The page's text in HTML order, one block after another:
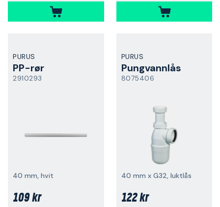
PURUS
PP-rør
2910293
40 mm, hvit
109 kr
PURUS
Pungvannlås
8075406
40 mm x G32, luktlås
122 kr